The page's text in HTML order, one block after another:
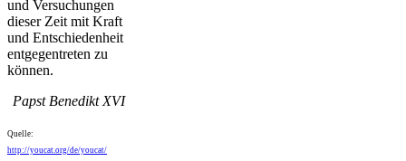
und Versuchungen
dieser Zeit mit Kraft
und Entschiedenheit
entgegentreten zu
können.
Papst Benedikt XVI
Quelle:
http://youcat.org/de/youcat/